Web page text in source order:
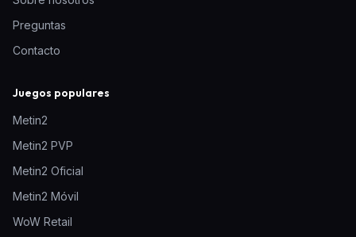
Preguntas
Contacto
Juegos populares
Metin2
Metin2 PVP
Metin2 Oficial
Metin2 Móvil
WoW Retail